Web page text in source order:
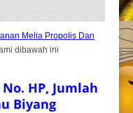
Melia Propolis Dan
dibawah ini
HP, Jumlah
Biyang